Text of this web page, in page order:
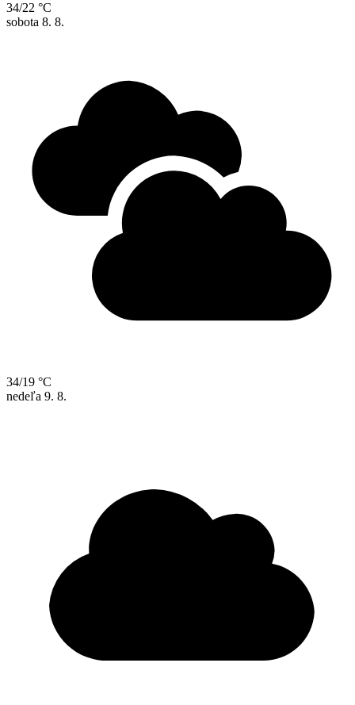
34/22 °C
sobota 8. 8.
34/19 °C
nedeľa 9. 8.